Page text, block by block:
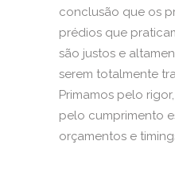
conclusão que os
prédios que
são justos e
serem totalmente
Primamos pelo
pelo cumprimento
orçamentos e